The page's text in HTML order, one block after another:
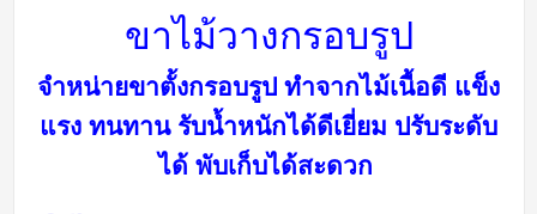
ขาไม้วางกรอบรูป
จำหน่ายขาตั้งกรอบรูป ทำจากไม้เนื้อดี แข็ง
แรง ทนทาน รับน้ำหนักได้ดีเยี่ยม ปรับระดับ
ได้ พับเก็บได้สะดวก